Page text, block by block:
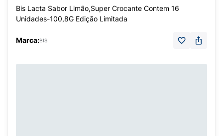
Bis Lacta Sabor Limão,Super Crocante Contem 16
Unidades-100,8G Edição Limitada
Marca:BIS